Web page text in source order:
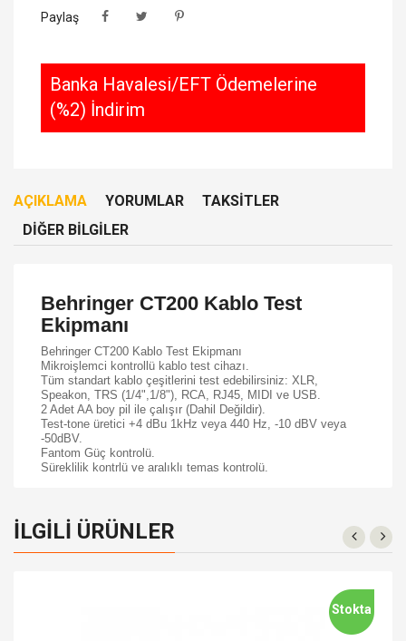
Paylaş
Banka Havalesi/EFT Ödemelerine
(%2) İndirim
AÇIKLAMA YORUMLAR
TAKSITLER
DIĞER BILGILER
Behringer CT200 Kablo Test
Ekipmanı
Behringer CT200 Kablo Test Ekipmanı
Mikroişlemci kontrollü kablo test cihazı.
Tüm standart kablo çeşitlerini test edebilirsiniz: XLR,
Speakon, TRS (1/4",1/8"), RCA, RJ45, MIDI ve USB.
2 Adet AA boy pil ile çalışır (Dahil Değildir).
Test-tone üretici +4 dBu 1kHz veya 440 Hz, -10 dBV veya
-50dBV.
Fantom Güç kontrolü.
Süreklilik kontrlü ve aralıklı temas kontrolü.
İLGILI ÜRÜNLER
Stokta